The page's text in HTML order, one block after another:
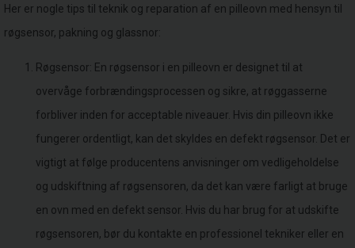
Her er nogle tips til teknik og reparation af en pilleovn med hensyn til
røgsensor, pakning og glassnor:
Røgsensor: En røgsensor i en pilleovn er designet til at
overvåge forbrændingsprocessen og sikre, at røggasserne
forbliver inden for acceptable niveauer. Hvis din pilleovn ikke
fungerer ordentligt, kan det skyldes en defekt røgsensor. Det er
vigtigt at følge producentens anvisninger om vedligeholdelse
og udskiftning af røgsensoren, da det kan være farligt at bruge
en ovn med en defekt sensor. Hvis du har brug for at udskifte
røgsensoren, bør du kontakte en professionel tekniker eller en